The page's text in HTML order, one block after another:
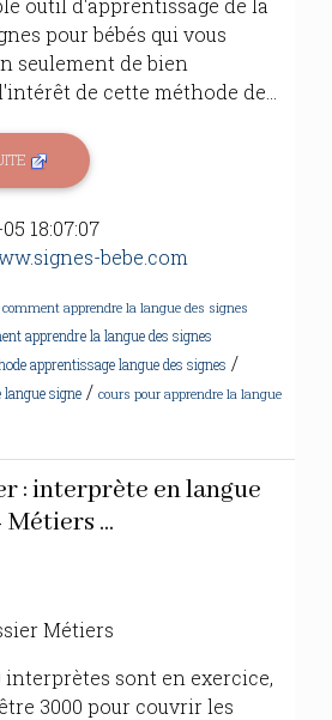
outil d'apprentissage de la
pour bébés qui vous
seulement de bien
de cette méthode de...
18:07:07
bebe.com
comment apprendre la langue des signes
apprendre la langue des signes
apprentissage langue des signes /
signe / cours pour apprendre la langue
: interprète en langue
Métiers ...
Métiers
interprètes sont en exercice,
3000 pour couvrir les